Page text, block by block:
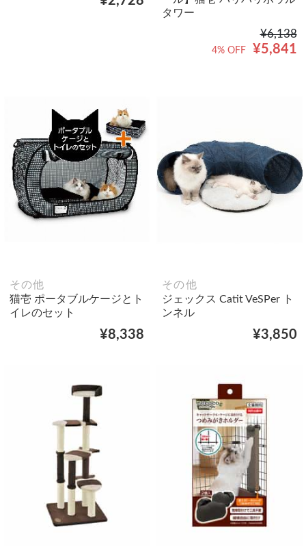
タワー
¥6,138
¥5,841
4% OFF
その他
猫壱 ポータブルケージとト
イレのセット
¥8,338
その他
ジェックス Catit VeSPer ト
ンネル
¥3,850